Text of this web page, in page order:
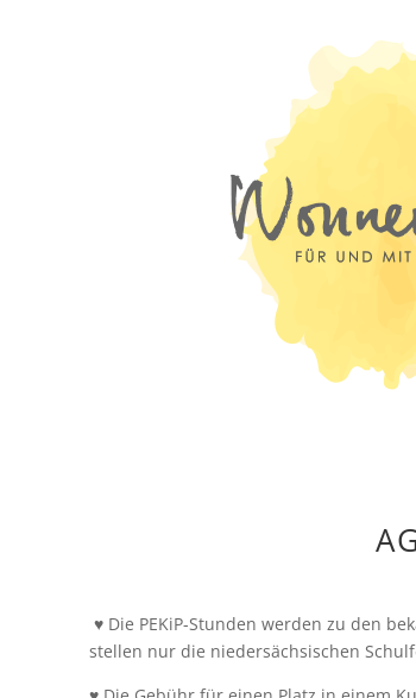
♥ Die PEKiP-Stunden werden zu den
stellen nur die niedersächsischen